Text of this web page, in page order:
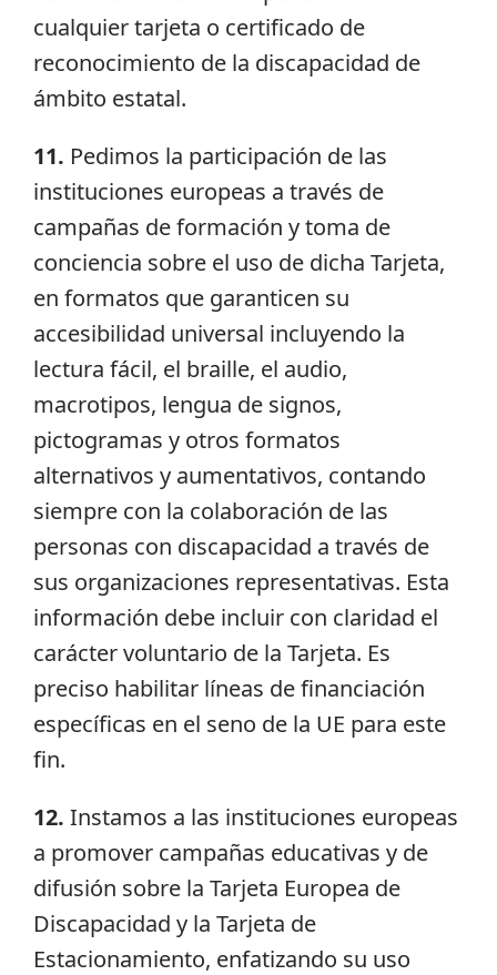
cualquier tarjeta o certificado de
reconocimiento de la discapacidad de
ámbito estatal.
11. Pedimos la participación de las
instituciones europeas a través de
campañas de formación y toma de
conciencia sobre el uso de dicha Tarjeta,
en formatos que garanticen su
accesibilidad universal incluyendo la
lectura fácil, el braille, el audio,
macrotipos, lengua de signos,
pictogramas y otros formatos
alternativos y aumentativos, contando
siempre con la colaboración de las
personas con discapacidad a través de
sus organizaciones representativas. Esta
información debe incluir con claridad el
carácter voluntario de la Tarjeta. Es
preciso habilitar líneas de financiación
específicas en el seno de la UE para este
fin.
12. Instamos a las instituciones europeas
a promover campañas educativas y de
difusión sobre la Tarjeta Europea de
Discapacidad y la Tarjeta de
Estacionamiento, enfatizando su uso